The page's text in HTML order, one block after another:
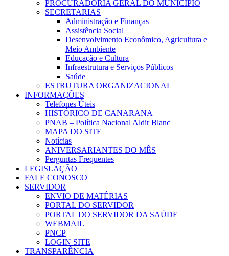
PROCURADORIA GERAL DO MUNICÍPIO
SECRETARIAS
Administração e Finanças
Assistência Social
Desenvolvimento Econômico, Agricultura e
Meio Ambiente
Educação e Cultura
Infraestrutura e Serviços Públicos
Saúde
ESTRUTURA ORGANIZACIONAL
INFORMAÇÕES
Telefones Úteis
HISTÓRICO DE CANARANA
PNAB – Política Nacional Aldir Blanc
MAPA DO SITE
Notícias
ANIVERSARIANTES DO MÊS
Perguntas Frequentes
LEGISLAÇÃO
FALE CONOSCO
SERVIDOR
ENVIO DE MATÉRIAS
PORTAL DO SERVIDOR
PORTAL DO SERVIDOR DA SAÚDE
WEBMAIL
PNCP
LOGIN SITE
TRANSPARÊNCIA